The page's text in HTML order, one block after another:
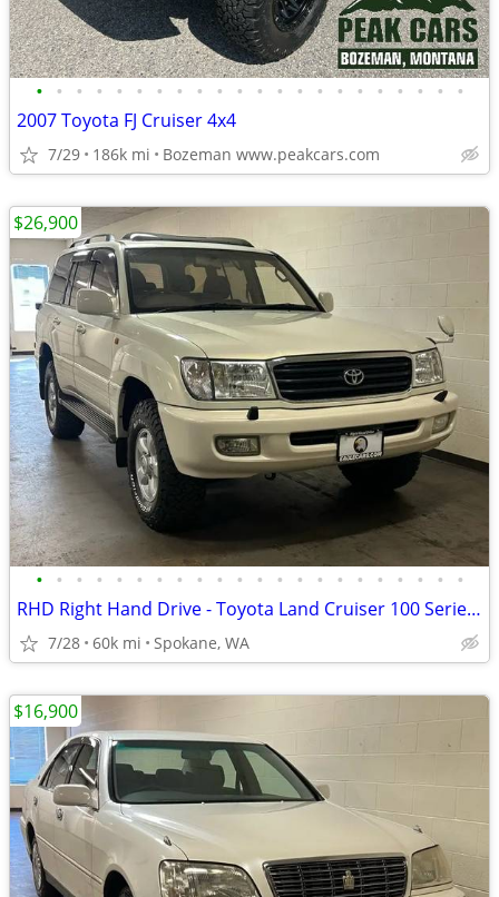
• • • • • • • • • • • • • • • • • • • • • •
2007 Toyota FJ Cruiser 4x4
7/29 186k mi Bozeman www.peakcars.com
• • • • • • • • • • • • • • • • • • • • • •
RHD Right Hand Drive - Toyota Land Cruiser 100 Series - EagleCars.com
7/28 60k mi Spokane, WA
$26,900
$16,900